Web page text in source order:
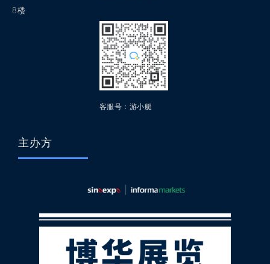
8楼
客服号：游小艇
主办方